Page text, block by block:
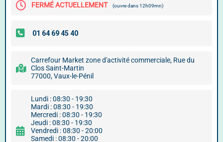
FERMÉ ACTUELLEMENT (ouvre dans 12h09mn)
Carrefour Market zone d'activité commerciale, Rue du
Clos Saint-Martin
77000, Vaux-le-Pénil
Lundi : 08:30 - 19:30
Mardi : 08:30 - 19:30
Mercredi : 08:30 - 19:30
Jeudi : 08:30 - 19:30
Vendredi : 08:30 - 20:00
Samedi : 08:30 - 20:00